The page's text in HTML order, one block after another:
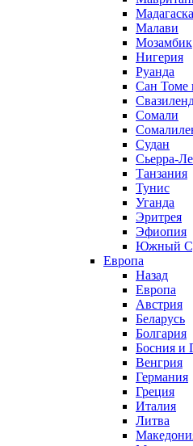
Малави
Мозамбик
Нигерия
Руанда
Сан Томе
Сомали
Судан
Сьерра-
Танзания
Тунис
Уганда
Эритрея
Эфиопия
Южный
Европа
Назад
Европа
Австрия
Беларусь
Болгария
Босния и
Венгрия
Германия
Греция
Италия
Литва